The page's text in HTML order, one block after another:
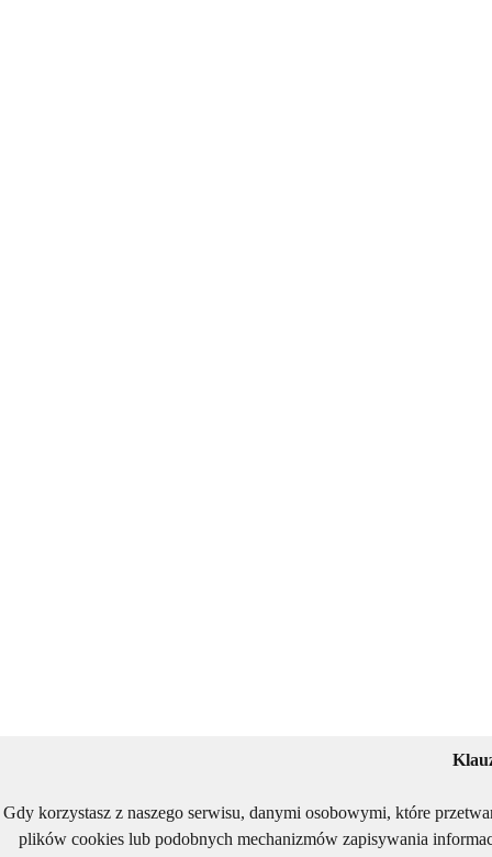
Gdy korzystasz z naszego serwisu, danymi osobowymi, które
plików cookies lub podobnych mechanizmów zapisywania